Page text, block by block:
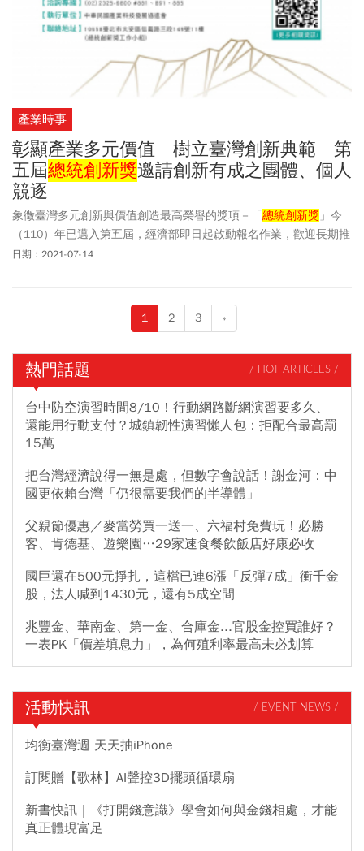
產業時事
彰顯產業多元價值 樹立臺灣創新典範 第
五屆總統創新獎邀請創新有成之團體、個人
競逐
象徵臺灣多元創新與價值創造最高榮譽的獎項－「 總統創新獎 」今
（110）年已邁入第五屆，經濟部即日起啟動報名作業，歡迎長期推
動產業創新且創新成就對國家及產業帶來影響的團體及個人踴躍報
團體組2名、個人組2名、青年組(40歲以下)１名，獲獎者於明
（111）年由總統親頒證書、獎座及新臺幣二百萬元之獎金。
日期：2021-07-14
1 2 3 »
熱門話題 / HOT ARTICLES /
台中防空演習時間8/10！行動網路斷網演習要多久、
還能用行動支付？城鎮韌性演習懶人包：拒配合最高罰
15萬
把台灣經濟說得一無是處，但數字會說話！謝金河：中
國更依賴台灣「仍很需要我們的半導體」
父親節優惠／麥當勞買一送一、六福村免費玩！必勝
客、肯德基、遊樂園…29家速食餐飲飯店好康必收
國巨還在500元掙扎，這檔已連6漲「反彈7成」衝千金
股，法人喊到1430元，還有5成空間
兆豐金、華南金、第一金、合庫金...官股金控買誰好？
一表PK「價差填息力」，為何殖利率最高未必划算
活動快訊 / EVENT NEWS /
均衡臺灣週 天天抽iPhone
訂閱贈【歌林】AI聲控3D擺頭循環扇
新書快訊｜《打開錢意識》學會如何與金錢相處，才能
真正體現富足